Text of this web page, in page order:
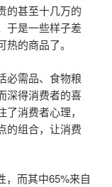
的甚至十几万的
于是一些样子差
的商品了。
必需品、食物粮
深得消费者的喜
消费者心理，
的组合，让消费
，而其中65%来自